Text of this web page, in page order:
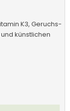
K3, Geruchs-
künstlichen